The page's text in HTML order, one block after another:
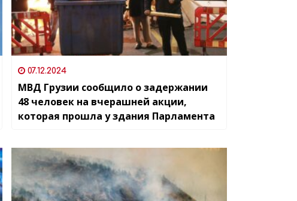
07.12.2024
МВД Грузии сообщило о задержании
48 человек на вчерашней акции,
которая прошла у здания Парламента